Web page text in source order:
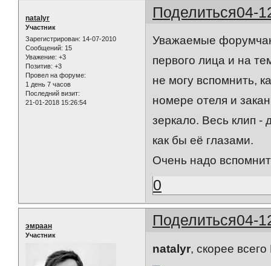
Поделиться04-
natalyr
Участник
Зарегистрирован: 14-07-2010
Сообщений: 15
Уважение: +3
Позитив: +3
Провел на форуме:
1 день 7 часов
Последний визит:
21-01-2018 15:26:54
Уважаемые
первого лица и на
не могу вспомнить,
номере отеля и
зеркало. Весь клип -
как бы её глазами.
Очень надо
0
Поделиться04-
эмраан
Участник
natalyr, скорее